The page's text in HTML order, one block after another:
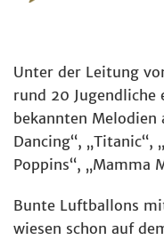
Unter der Leitung
rund 20
bekannten Melodien
Dancing“, „Titanic“,
Poppins“, „Mamma
Bunte Luftballons
wiesen schon auf